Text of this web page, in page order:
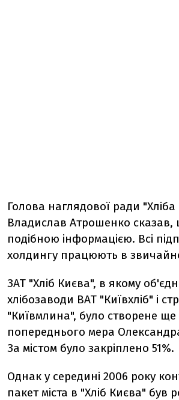
Голова наглядової ради
Владислав Атрошенко сказав,
подібною інформацією. Всі
холдингу працюють в
ЗАТ "Хліб Києва", в якому
хлібозаводи ВАТ "Київхліб" і
"Київмлина", було створене ще
попереднього мера
За містом було закріплено 51%.
Однак у середині 2006 року
пакет міста в "Хліб Києва" був